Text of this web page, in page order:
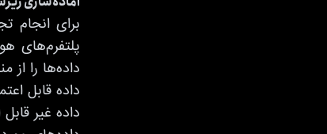
برای انجام
پلتفرم‌های
داده‌ها را از
داده قابل
داده غیر قابل